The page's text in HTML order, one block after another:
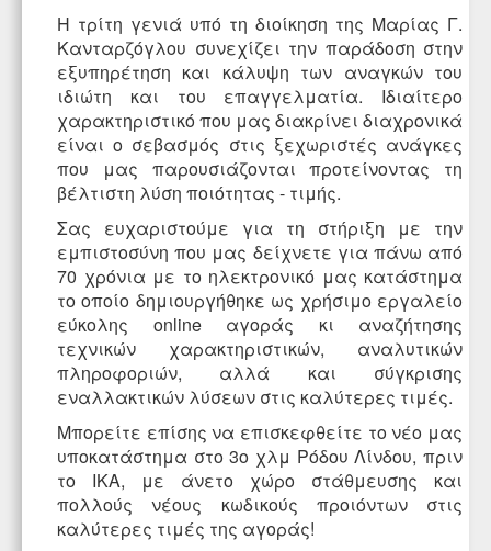
Η τρίτη γενιά υπό τη διοίκηση της Μαρίας Γ.
Κανταρζόγλου συνεχίζει την παράδοση στην
εξυπηρέτηση και κάλυψη των αναγκών του
ιδιώτη και του επαγγελματία. Ιδιαίτερο
χαρακτηριστικό που μας διακρίνει διαχρονικά
είναι ο σεβασμός στις ξεχωριστές ανάγκες
που μας παρουσιάζονται προτείνοντας τη
βέλτιστη λύση ποιότητας - τιμής.
Σας ευχαριστούμε για τη στήριξη με την
εμπιστοσύνη που μας δείχνετε για πάνω από
70 χρόνια με το ηλεκτρονικό μας κατάστημα
το οποίο δημιουργήθηκε ως χρήσιμο εργαλείο
εύκολης online αγοράς κι αναζήτησης
τεχνικών χαρακτηριστικών, αναλυτικών
πληροφοριών, αλλά και σύγκρισης
εναλλακτικών λύσεων στις καλύτερες τιμές.
Μπορείτε επίσης να επισκεφθείτε το νέο μας
υποκατάστημα στο 3ο χλμ Ρόδου Λίνδου, πριν
το ΙΚΑ, με άνετο χώρο στάθμευσης και
πολλούς νέους κωδικούς προιόντων στις
καλύτερες τιμές της αγοράς!